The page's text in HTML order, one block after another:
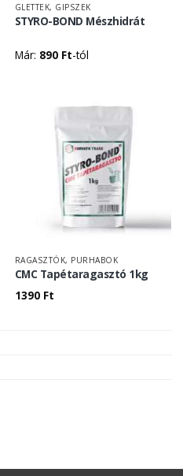
GLETTEK, GIPSZEK
STYRO-BOND Mészhidrát
Már: 890 Ft-tól
RAGASZTÓK, PURHABOK
CMC Tapétaragasztó 1kg
1390 Ft